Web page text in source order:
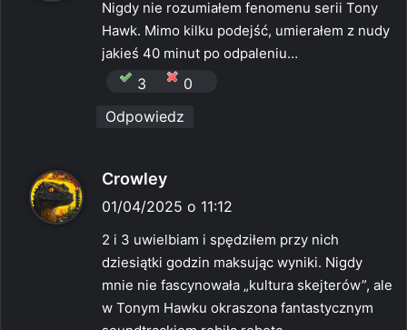
e
:
Nigdy nie rozumiałem fenomenu serii Tony
Hawk. Mimo kilku podejść, umierałem z nudy
jakieś 40 minut po odpaleniu…
3
0
Odpowiedz
Crowley
i
e
:
01/04/2025 o 11:12
2 i 3 uwielbiam i spędziłem przy nich
dziesiątki godzin maksując wyniki. Nigdy
mnie nie fascynowała „kultura skejterów”, ale
w Tonym Hawku okraszona fantastycznym